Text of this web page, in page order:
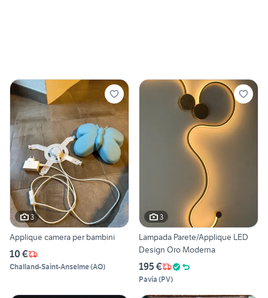
3
Applique camera per bambini
10 €
Challand-Saint-Anselme(AO)
3
Lampada Parete/Applique LED
Design Oro Moderna
195 €
Pavia (PV)